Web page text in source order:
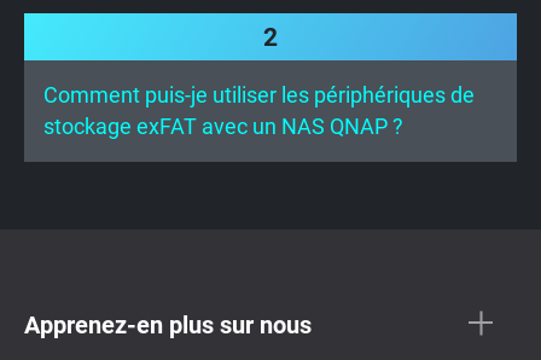
2
Comment puis-je utiliser les périphériques de
stockage exFAT avec un NAS QNAP ?
Apprenez-en plus sur nous